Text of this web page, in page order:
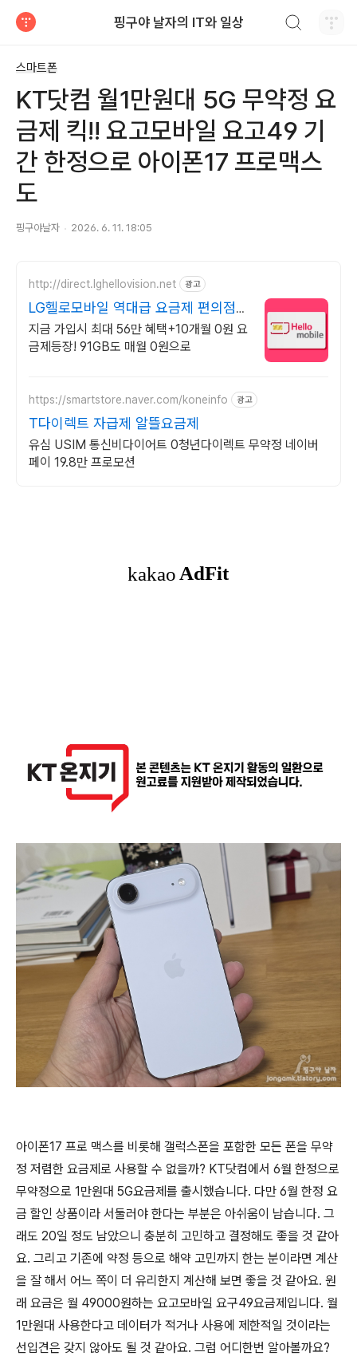
핑구야 날자의 IT와 일상
스마트폰
KT닷컴 월1만원대 5G 무약정 요
금제 킥!! 요고모바일 요고49 기
간 한정으로 아이폰17 프로맥스
도
핑구야날자 2026. 6. 11. 18:05
http://direct.lghellovision.net 광고
LG헬로모바일 역대급 요금제 편의점
유심, 이심 즉시개통
지금 가입시 최대 56만 혜택+10개월 0원 요
금제등장! 91GB도 매월 0원으로
https://smartstore.naver.com/koneinfo 광고
T다이렉트 자급제 알뜰요금제
유심 USIM 통신비다이어트 0청년다이렉트 무약정 네이버
페이 19.8만 프로모션
아이폰17 프로 맥스를 비롯해 갤럭스폰을 포함한 모든 폰을 무약
정 저렴한 요금제로 사용할 수 없을까? KT닷컴에서 6월 한정으로
무약정으로 1만원대 5G요금제를 출시했습니다. 다만 6월 한정 요
금 할인 상품이라 서둘러야 한다는 부분은 아쉬움이 남습니다. 그
래도 20일 정도 남았으니 충분히 고민하고 결정해도 좋을 것 같아
요. 그리고 기존에 약정 등으로 해약 고민까지 한는 분이라면 계산
을 잘 해서 어느 쪽이 더 유리한지 계산해 보면 좋을 것 같아요. 원
래 요금은 월 49000원하는 요고모바일 요구49요금제입니다. 월
1만원대 사용한다고 데이터가 적거나 사용에 제한적일 것이라는
선입견은 갖지 않아도 될 것 같아요. 그럼 어디한번 알아볼까요?